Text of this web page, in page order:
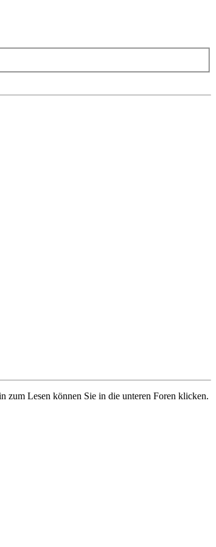
zum Lesen können Sie in die unteren Foren klicken.